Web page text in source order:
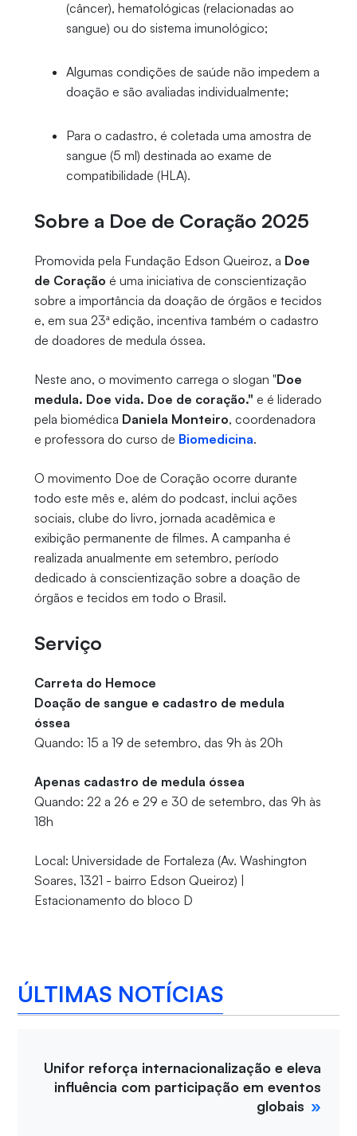
(câncer), hematológicas (relacionadas ao
sangue) ou do sistema imunológico;
Algumas condições de saúde não impedem a
doação e são avaliadas individualmente;
Para o cadastro, é coletada uma amostra de
sangue (5 ml) destinada ao exame de
compatibilidade (HLA).
Sobre a Doe de Coração 2025
Promovida pela Fundação Edson Queiroz, a Doe
de Coração é uma iniciativa de conscientização
sobre a importância da doação de órgãos e tecidos
e, em sua 23ª edição, incentiva também o cadastro
de doadores de medula óssea.
Neste ano, o movimento carrega o slogan "Doe
medula. Doe vida. Doe de coração." e é liderado
pela biomédica Daniela Monteiro, coordenadora
e professora do curso de Biomedicina.
O movimento Doe de Coração ocorre durante
todo este mês e, além do podcast, inclui ações
sociais, clube do livro, jornada acadêmica e
exibição permanente de filmes. A campanha é
realizada anualmente em setembro, período
dedicado à conscientização sobre a doação de
órgãos e tecidos em todo o Brasil.
Serviço
Carreta do Hemoce
Doação de sangue e cadastro de medula
óssea
Quando: 15 a 19 de setembro, das 9h às 20h
Apenas cadastro de medula óssea
Quando: 22 a 26 e 29 e 30 de setembro, das 9h às
18h
Local: Universidade de Fortaleza (Av. Washington
Soares, 1321 - bairro Edson Queiroz) |
Estacionamento do bloco D
ÚLTIMAS NOTÍCIAS
Unifor reforça internacionalização e eleva
influência com participação em eventos
globais